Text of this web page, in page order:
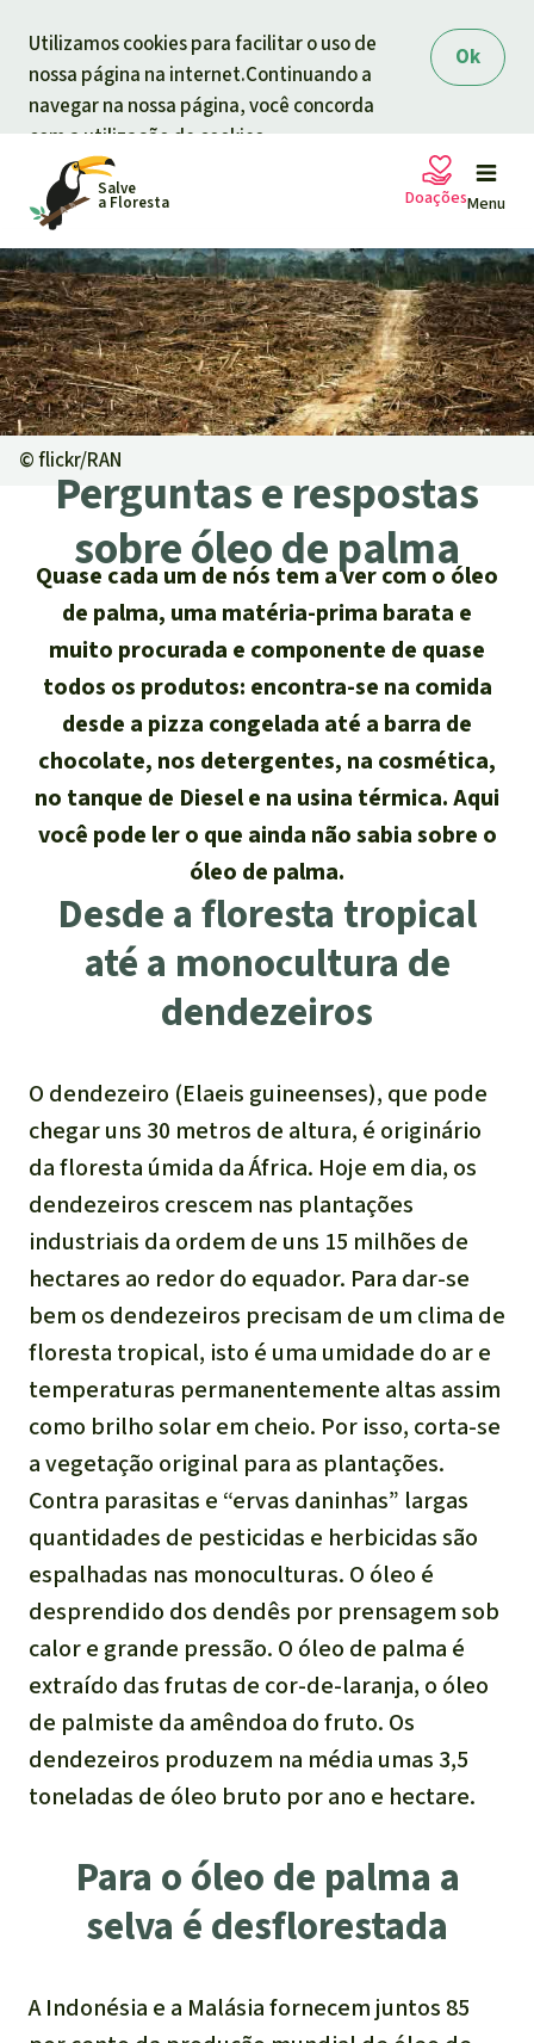
Ok
Utilizamos cookies para facilitar o uso de
nossa página na internet.Continuando a
navegar na nossa página, você concorda
com a utilização de cookies.
Salve
a Floresta Menu
Petições
Projetos
Informar
Atualidades
Êxitos
Temas
A Floresta Tropical
Biodiversidade:
Clima
Óleo de palma
Agroenergia e
Biocombustíveis
Ouro
Pecuária intensiva
Roubo de terras
Alumínio
Caça furtiva
Áreas de proteção
ambiental
Quem somos
Salve a Floresta
Quem somos
Transparência
Contato
Pesquisa
Português
Deutsch
English
Español
Italiano
Doações
A sua doação ajuda
Doação geral
Proteção de florestas
Proteção dos animais
Proteção de indígenas
Doar para uma região
Sudeste asiático
África
América Latina
©flickr/RAN
Perguntas e respostas
sobre óleo de palma
Quase cada um de nós tem a ver com o óleo
de palma, uma matéria-prima barata e
muito procurada e componente de quase
todos os produtos: encontra-se na comida
desde a pizza congelada até a barra de
chocolate, nos detergentes, na cosmética,
no tanque de Diesel e na usina térmica. Aqui
você pode ler o que ainda não sabia sobre o
óleo de palma.
Desde a floresta tropical
até a monocultura de
dendezeiros
O dendezeiro (Elaeis guineenses), que pode
chegar uns 30 metros de altura, é originário
da floresta úmida da África. Hoje em dia, os
dendezeiros crescem nas plantações
industriais da ordem de uns 15 milhões de
hectares ao redor do equador. Para dar-se
bem os dendezeiros precisam de um clima de
floresta tropical, isto é uma umidade do ar e
temperaturas permanentemente altas assim
como brilho solar em cheio. Por isso, corta-se
a vegetação original para as plantações.
Contra parasitas e “ervas daninhas” largas
quantidades de pesticidas e herbicidas são
espalhadas nas monoculturas. O óleo é
desprendido dos dendês por prensagem sob
calor e grande pressão. O óleo de palma é
extraído das frutas de cor-de-laranja, o óleo
de palmiste da amêndoa do fruto. Os
dendezeiros produzem na média umas 3,5
toneladas de óleo bruto por ano e hectare.
Para o óleo de palma a
selva é desflorestada
A Indonésia e a Malásia fornecem juntos 85